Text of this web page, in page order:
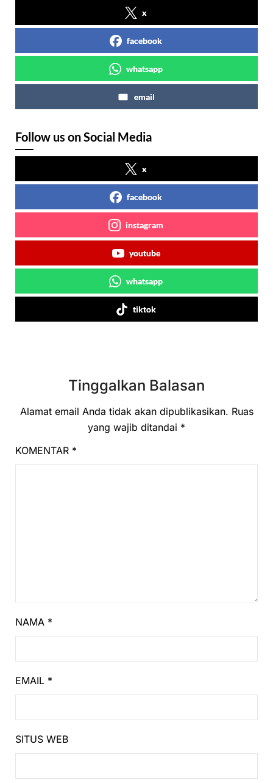
x
facebook
whatsapp
email
Follow us on Social Media
x
facebook
instagram
youtube
whatsapp
tiktok
Tinggalkan Balasan
Alamat email Anda tidak akan dipublikasikan. Ruas
yang wajib ditandai *
KOMENTAR *
NAMA *
EMAIL *
SITUS WEB